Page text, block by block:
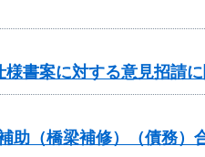
書案に対する意見招請
助（橋梁補修）（債務）